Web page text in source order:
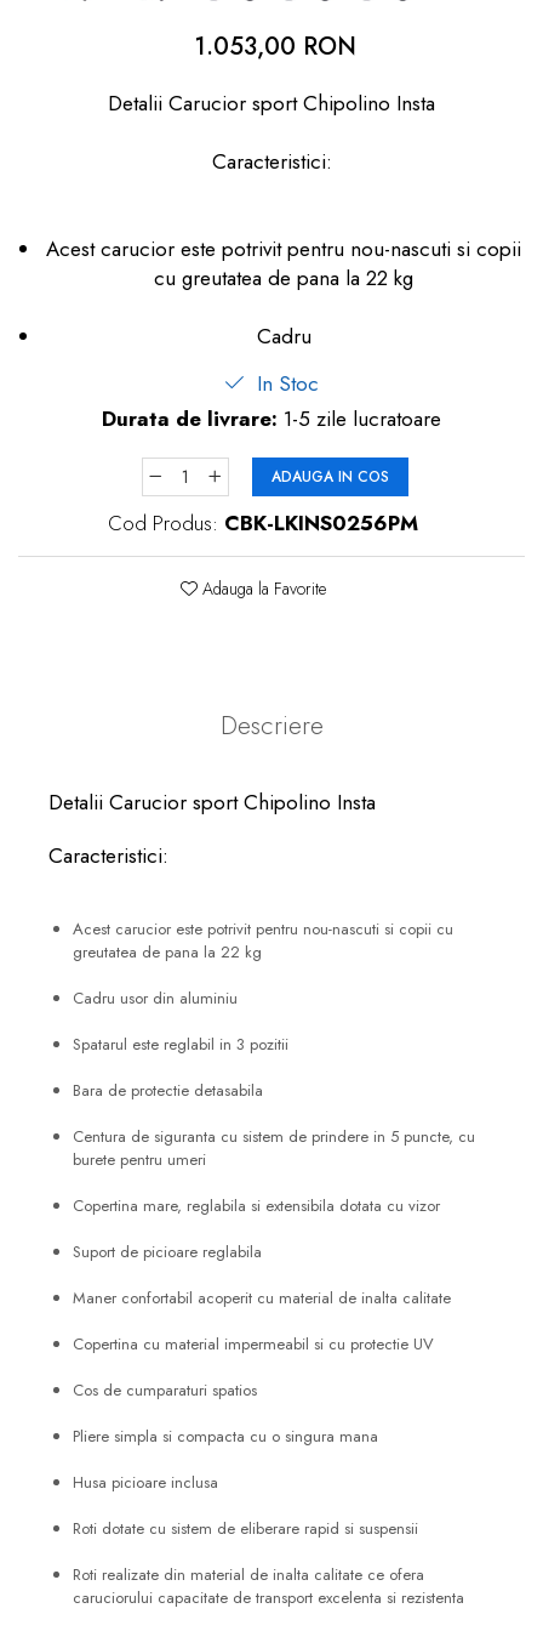
Igiena copii
1.053,00 RON
Detalii Carucior sport Chipolino Insta
Caracteristici:
Acest carucior este potrivit pentru nou-nascuti si copii
cu greutatea de pana la 22 kg
Cadru
In Stoc
Durata de livrare: 1-5 zile lucratoare
ADAUGA IN COS
Cod Produs: CBK-LKINS0256PM
Adauga la Favorite
Descriere
Detalii Carucior sport Chipolino Insta
Caracteristici:
Acest carucior este potrivit pentru nou-nascuti si copii cu
greutatea de pana la 22 kg
Cadru usor din aluminiu
Spatarul este reglabil in 3 pozitii
Bara de protectie detasabila
Centura de siguranta cu sistem de prindere in 5 puncte, cu
burete pentru umeri
Copertina mare, reglabila si extensibila dotata cu vizor
Suport de picioare reglabila
Maner confortabil acoperit cu material de inalta calitate
Copertina cu material impermeabil si cu protectie UV
Cos de cumparaturi spatios
Pliere simpla si compacta cu o singura mana
Husa picioare inclusa
Roti dotate cu sistem de eliberare rapid si suspensii
Roti realizate din material de inalta calitate ce ofera
caruciorului capacitate de transport excelenta si rezistenta